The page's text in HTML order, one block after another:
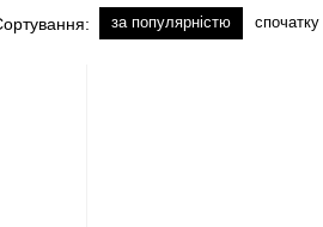
за популярністю